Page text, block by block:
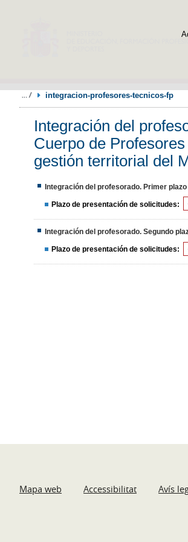
integracion-profesores-tecnicos-fp
Integración del
Cuerpo de
gestión territorial del
Integración del profesorado. Primer
Plazo de presentación de solicitudes:
Integración del profesorado. Segundo
Plazo de presentación de solicitudes:
Mapa web Accessibilitat Avís